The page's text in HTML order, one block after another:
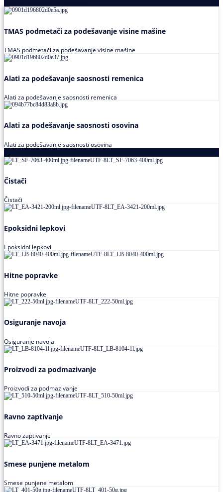
TMAS podmetači za podešavanje visine mašine
TMAS podmetači za podešavanje visine mašine
Alati za podešavanje saosnosti remenica
Alati za podešavanje saosnosti remenica
Alati za podešavanje saosnosti osovina
Alati za podešavanje saosnosti osovina
Čistači
Čistači
Epoksidni lepkovi
Epoksidni lepkovi
Hitne popravke
Hitne popravke
Osiguranje navoja
Osiguranje navoja
Proizvodi za podmazivanje
Proizvodi za podmazivanje
Ravno zaptivanje
Ravno zaptivanje
Smese punjene metalom
Smese punjene metalom